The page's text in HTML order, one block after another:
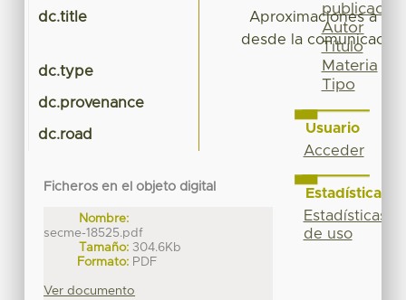
dc.title
Aproximaciones a la
desde la
dc.type
dc.provenance
dc.road
Ficheros en el objeto digital
Nombre:
secme-18525.pdf
Tamaño: 304.6Kb
Formato: PDF
Ver documento
publicación
Autor
Título
Materia
Tipo
Usuario
Acceder
Estadísticas
Estadísticas
de uso